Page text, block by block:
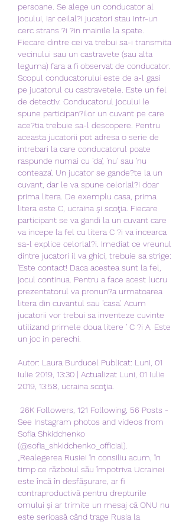
persoane. Se alege un conducator al
jocului, iar ceilal?i jucatori stau intr-un
cerc strans ?i ?in mainile la spate.
Fiecare dintre cei va trebui sa-i transmita
vecinului sau un castravete (sau alta
leguma) fara a fi observat de conducator.
Scopul conducatorului este de a-l gasi
pe jucatorul cu castravetele. Este un fel
de detectiv. Conducatorul jocului le
spune participan?ilor un cuvant pe care
ace?tia trebuie sa-l descopere. Pentru
aceasta jucatorii pot adresa o serie de
intrebari la care conducatorul poate
raspunde numai cu 'da', 'nu' sau 'nu
conteaza'. Un jucator se gande?te la un
cuvant, dar le va spune celorlal?i doar
prima litera. De exemplu casa, prima
litera este C, ucraina şi scoţia. Fiecare
participant se va gandi la un cuvant care
va incepe la fel cu litera C ?i va incearca
sa-l explice celorlal?i. Imediat ce vreunul
dintre jucatori il va ghici, trebuie sa strige:
'Este contact! Daca acestea sunt la fel,
jocul continua. Pentru a face acest lucru
prezentatorul va pronun?a urmatoarea
litera din cuvantul sau 'casa'. Acum
jucatorii vor trebui sa inventeze cuvinte
utilizand primele doua litere ' C ?i A. Este
un joc in perechi.
Autor: Laura Burducel Publicat: Luni, 01
Iulie 2019, 13:30 | Actualizat Luni, 01 Iulie
2019, 13:58, ucraina scoţia.
See Instagram photos and videos from
Sofia Shkidchenko
(@sofia_shkidchenko_official).
„Realegerea Rusiei în consiliu acum, în
timp ce războiul său împotriva Ucrainei
este încă în desfășurare, ar fi
contraproductivă pentru drepturile
omului și ar trimite un mesaj că ONU nu
este serioasă când trage Rusia la